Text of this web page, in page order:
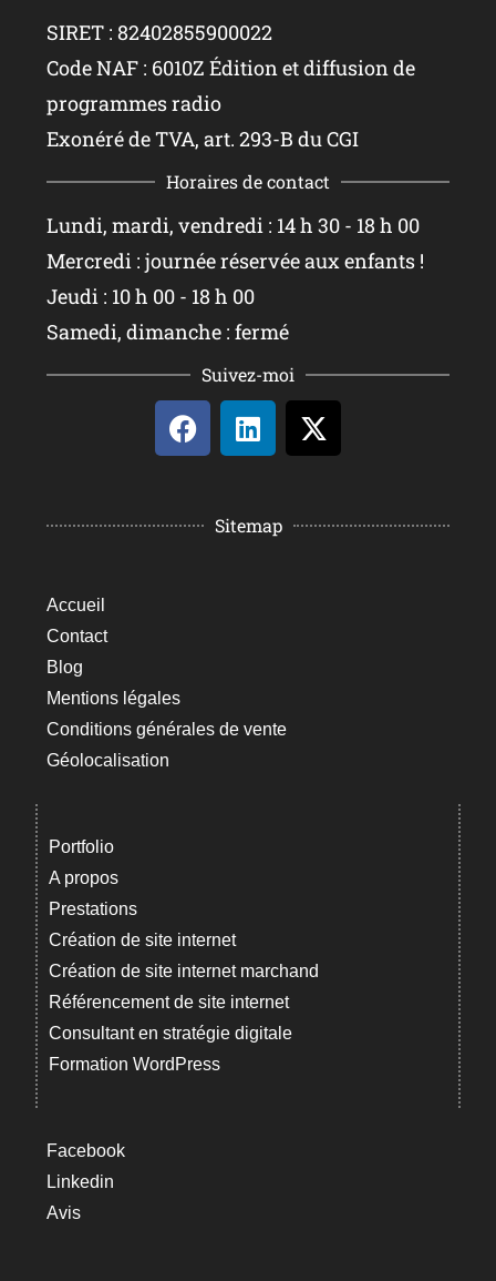
SIRET : 82402855900022
Code NAF : 6010Z Édition et diffusion de
programmes radio
Exonéré de TVA, art. 293-B du CGI
Horaires de contact
Lundi, mardi, vendredi : 14 h 30 - 18 h 00
Mercredi : journée réservée aux enfants !
Jeudi : 10 h 00 - 18 h 00
Samedi, dimanche : fermé
Suivez-moi
Sitemap
Accueil
Contact
Blog
Mentions légales
Conditions générales de vente
Géolocalisation
Portfolio
A propos
Prestations
Création de site internet
Création de site internet marchand
Référencement de site internet
Consultant en stratégie digitale
Formation WordPress
Facebook
Linkedin
Avis